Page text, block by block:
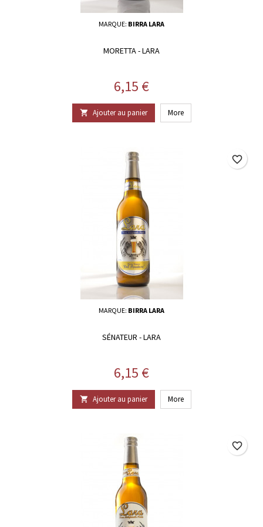
MARQUE: BIRRA LARA
MORETTA - LARA
Prix
6,15 €
 Ajouter au panier More
MARQUE: BIRRA LARA
SÉNATEUR - LARA
Prix
6,15 €
 Ajouter au panier More
favorite_border
favorite_border